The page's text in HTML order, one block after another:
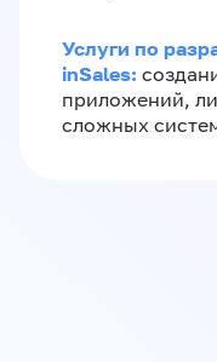
Услуги по
inSales:
приложений,
сложных